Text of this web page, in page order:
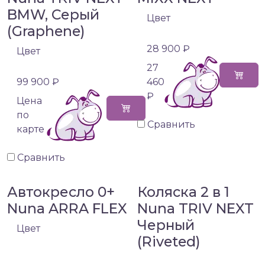
BMW, Серый
(Graphene)
Цвет
99 900 ₽
Цена
по
карте
Сравнить
Цвет
28 900 ₽
27
460
₽
Сравнить
Автокресло 0+
Nuna ARRA FLEX
Цвет
Коляска 2 в 1
Nuna TRIV NEXT
Черный
(Riveted)